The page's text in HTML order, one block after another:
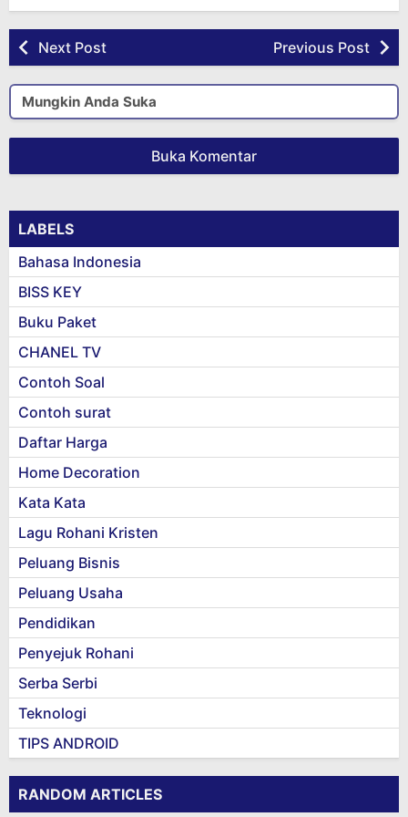
Next Post Previous Post
Mungkin Anda Suka
Buka Komentar
LABELS
Bahasa Indonesia
BISS KEY
Buku Paket
CHANEL TV
Contoh Soal
Contoh surat
Daftar Harga
Home Decoration
Kata Kata
Lagu Rohani Kristen
Peluang Bisnis
Peluang Usaha
Pendidikan
Penyejuk Rohani
Serba Serbi
Teknologi
TIPS ANDROID
RANDOM ARTICLES